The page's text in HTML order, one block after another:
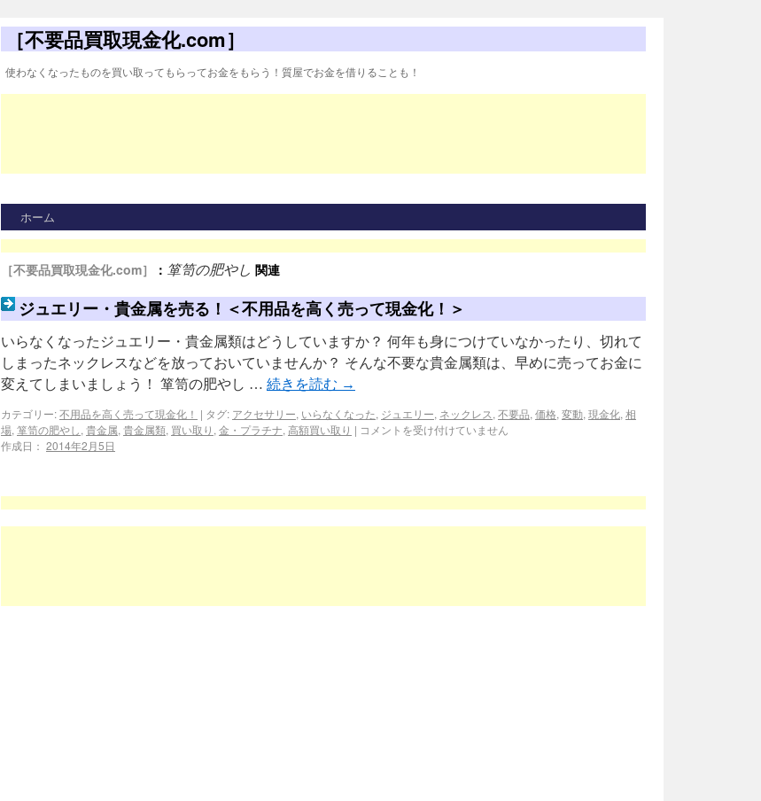
［不要品買取現金化.com］
使わなくなったものを買い取ってもらってお金をもらう！質屋でお金を借りることも！
ホーム
［不要品買取現金化.com］ ： 箪笥の肥やし 関連
ジュエリー・貴金属を売る！＜不用品を高く売って現金化！＞
いらなくなったジュエリー・貴金属類はどうしていますか？ 何年も身につけていなかったり、切れて
しまったネックレスなどを放っておいていませんか？ そんな不要な貴金属類は、早めに売ってお金に
変えてしまいましょう！ 箪笥の肥やし … 続きを読む →
カテゴリー:不用品を高く売って現金化！ | タグ: アクセサリー, いらなくなった, ジュエリー, ネックレス, 不要品, 価格, 変動, 現金化, 相
場, 箪笥の肥やし, 貴金属, 貴金属類, 買い取り , 金・プラチナ, 高額買い取り | コメントを受け付けていません
作成日： 2014年2月5日